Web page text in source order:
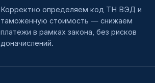
Корректно определяем код ТН ВЭД и
таможенную стоимость — снижаем
платежи в рамках закона, без рисков
доначислений.